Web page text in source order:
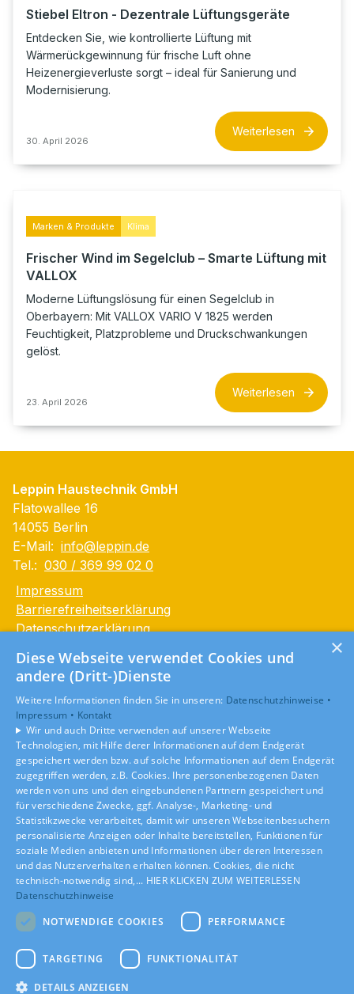
Stiebel Eltron - Dezentrale Lüftungsgeräte
Entdecken Sie, wie kontrollierte Lüftung mit
Wärmerückgewinnung für frische Luft ohne
Heizenergieverluste sorgt – ideal für Sanierung und
Modernisierung.
30. April 2026
Weiterlesen
Marken & Produkte Klima
Frischer Wind im Segelclub – Smarte Lüftung mit
VALLOX
Moderne Lüftungslösung für einen Segelclub in
Oberbayern: Mit VALLOX VARIO V 1825 werden
Feuchtigkeit, Platzprobleme und Druckschwankungen
gelöst.
23. April 2026
Weiterlesen
Leppin Haustechnik GmbH
Flatowallee 16
14055 Berlin
E-Mail: info@leppin.de
Tel.: 030 / 369 99 02 0
Impressum
Barrierefreiheitserklärung
Datenschutzerklärung
Unsere Bereiche
Privatkunden
Gewerbekunden
Karriere
Unternehmen
Kontakt
×
Diese Webseite verwendet Cookies und
andere (Dritt-)Dienste
Weitere Informationen finden Sie in unseren: Datenschutzhinweise •
Impressum • Kontakt
Wir und auch Dritte verwenden auf unserer Webseite
Technologien, mit Hilfe derer Informationen auf dem Endgerät
gespeichert werden bzw. auf solche Informationen auf dem Endgerät
zugegriffen werden, z.B. Cookies. Ihre personenbezogenen Daten
werden von uns und den eingebundenen Partnern gespeichert und
für verschiedene Zwecke, ggf. Analyse-, Marketing- und
Statistikzwecke verarbeitet, damit wir unseren Webseitenbesuchern
personalisierte Anzeigen oder Inhalte bereitstellen, Funktionen für
soziale Medien anbieten und Informationen über deren Interessen
und das Nutzerverhalten erhalten können. Cookies, die nicht
technisch-notwendig sind,... HIER KLICKEN ZUM WEITERLESEN
Datenschutzhinweise
NOTWENDIGE COOKIES
PERFORMANCE
TARGETING FUNKTIONALITÄT
DETAILS ANZEIGEN